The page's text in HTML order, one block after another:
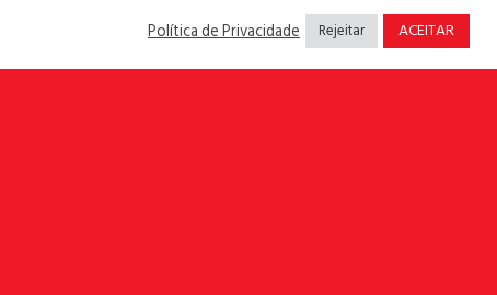
Política de Privacidade Rejeitar ACEITAR